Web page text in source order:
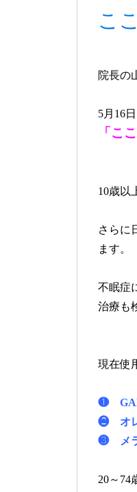
こ
院長の
5月16
「こ
10歳以
さらに
ます。
不眠症
治療も
現在使
❶
❷ オレ
❸ メラ
20～74